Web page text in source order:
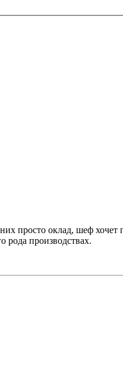
просто оклад, шеф хочет
рода производствах.